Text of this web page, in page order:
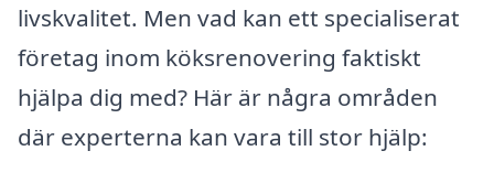
livskvalitet. Men vad kan ett specialiserat
företag inom köksrenovering faktiskt
hjälpa dig med? Här är några områden
där experterna kan vara till stor hjälp: